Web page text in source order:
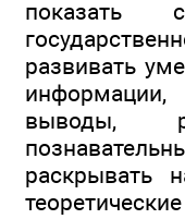
показать
развивать
информации,
выводы,
раскрывать